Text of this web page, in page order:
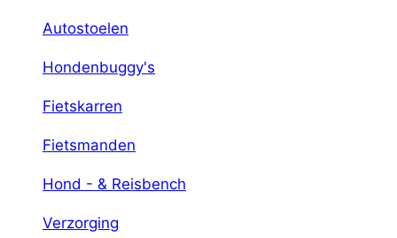
Autostoelen
Hondenbuggy's
Fietskarren
Fietsmanden
Hond - & Reisbench
Verzorging